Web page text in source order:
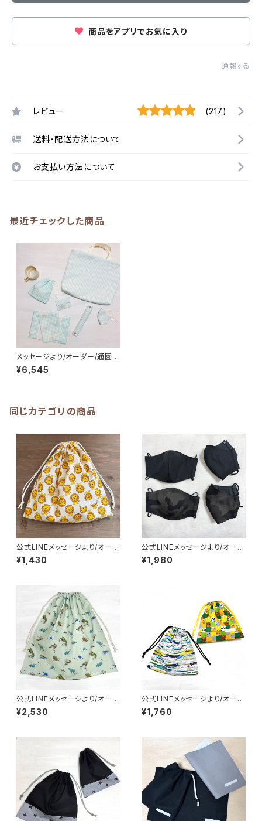
商品をアプリでお気に入り
通報する
レビュー (217)
送料・配送方法について
お支払い方法について
最近チェックした商品
メッセージより/オーダー/通園バ
ッグ縦30×40cmマチ5cm/コッ
プ袋/ノートカバー/マスク/カバ
☆ほしぞら
¥6,545
同じカテゴリの商品
公式LINEメッセージより/オーダ
ー品/巾着袋(大)☆35×35cm
【ライオン柄】男の子 動物 大
¥1,430
公式LINEメッセージより/オーダ
ー 子供布マスク/4枚セット★
男の子 シンプル ブラック
¥1,980
公式LINEメッセージより/オーダ
ー品/巾着袋(特大)☆50×50c
m【恐竜柄】男の子 ダイナソ
¥2,530
公式LINEメッセージより/オーダ
ー 給食袋 / 園指定サイズ
男の子 新幹線 動物 アニマ
¥1,760